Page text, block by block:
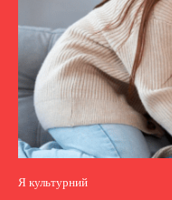
Я культурний